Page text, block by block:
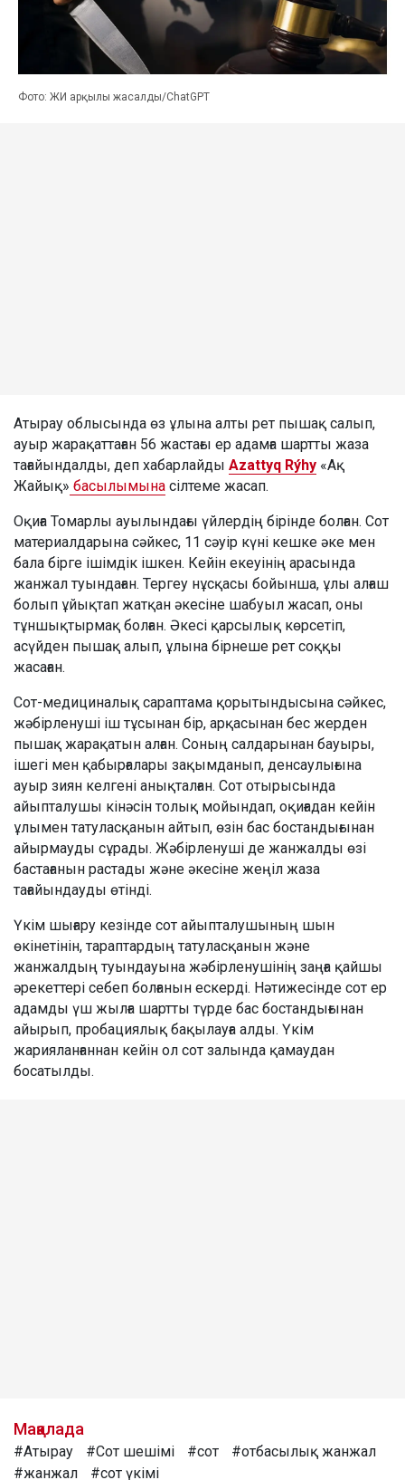
Фото: ЖИ арқылы жасалды/ChatGPT
Атырау облысында өз ұлына алты рет пышақ салып,
ауыр жарақаттаған 56 жастағы ер адамға шартты жаза
тағайындалды, деп хабарлайды Azattyq Rýhy «Ақ
Жайық» басылымына сілтеме жасап.
Оқиға Томарлы ауылындағы үйлердің бірінде болған. Сот
материалдарына сәйкес, 11 сәуір күні кешке әке мен
бала бірге ішімдік ішкен. Кейін екеуінің арасында
жанжал туындаған. Тергеу нұсқасы бойынша, ұлы алғаш
болып ұйықтап жатқан әкесіне шабуыл жасап, оны
тұншықтырмақ болған. Әкесі қарсылық көрсетіп,
асүйден пышақ алып, ұлына бірнеше рет соққы
жасаған.
Сот-медициналық сараптама қорытындысына сәйкес,
жәбірленуші іш тұсынан бір, арқасынан бес жерден
пышақ жарақатын алған. Соның салдарынан бауыры,
ішегі мен қабырғалары зақымданып, денсаулығына
ауыр зиян келгені анықталған. Сот отырысында
айыпталушы кінәсін толық мойындап, оқиғадан кейін
ұлымен татуласқанын айтып, өзін бас бостандығынан
айырмауды сұрады. Жәбірленуші де жанжалды өзі
бастағанын растады және әкесіне жеңіл жаза
тағайындауды өтінді.
Үкім шығару кезінде сот айыпталушының шын
өкінетінін, тараптардың татуласқанын және
жанжалдың туындауына жәбірленушінің заңға қайшы
әрекеттері себеп болғанын ескерді. Нәтижесінде сот ер
адамды үш жылға шартты түрде бас бостандығынан
айырып, пробациялық бақылауға алды. Үкім
жарияланғаннан кейін ол сот залында қамаудан
босатылды.
Мақалада
#Атырау #Сот шешімі #сот
#отбасылық жанжал
#жанжал
#сот үкімі